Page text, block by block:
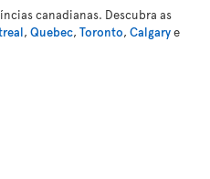
canadianas. Descubra as
, Quebec, Toronto, Calgarye